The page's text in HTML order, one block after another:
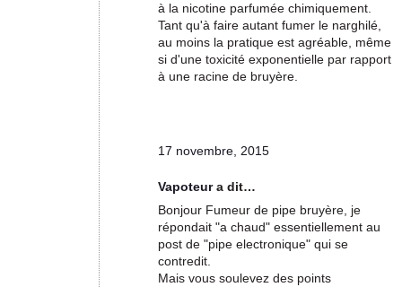
à la nicotine parfumée chimiquement.
Tant qu'à faire autant fumer le narghilé,
au moins la pratique est agréable, même
si d'une toxicité exponentielle par rapport
à une racine de bruyère.
17 novembre, 2015
Vapoteura dit…
Bonjour Fumeur de pipe bruyère, je
répondait "a chaud" essentiellement au
post de "pipe electronique" qui se
contredit.
Mais vous soulevez des points